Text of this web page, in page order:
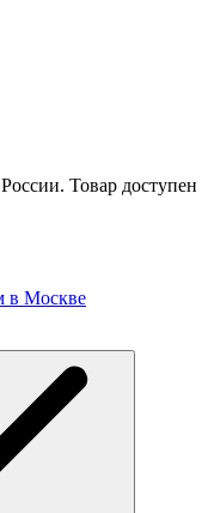
Товар доступен
в Москве